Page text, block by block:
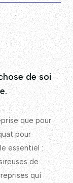
de soi
que pour
pour
essentiel :
de
qui